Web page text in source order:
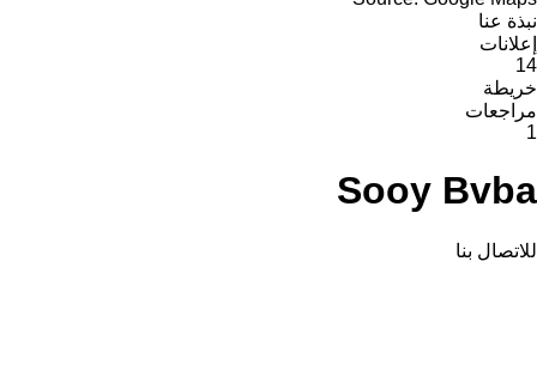
نبذة عنا
إعلانات
14
خريطة
مراجعات
1
Sooy Bvba
للاتصال بنا